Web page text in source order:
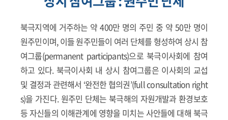
북극지역에 거주하는 약 400만 명의 주민 중 약 50만 명이
원주민이며, 이들 원주민들이 여러 단체를 형성하여 상시 참
여그룹(permanent participants)으로 북극이사회에 참여
하고 있다. 북극이사회 내 상시 참여그룹은 이사회의 교섭
및 결정과 관련해서 ‘완전한 협의권’(full consultation right
s)을 가진다. 원주민 단체는 북극해의 자원개발과 환경보호
등 자신들의 이해관계에 영향을 미치는 사안들에 대해 북극